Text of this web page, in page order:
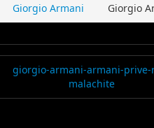
Giorgio Armani Giorgio